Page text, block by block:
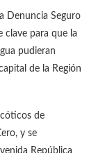
Denuncia Seguro
clave para que la
pudieran
de la Región
de
y se